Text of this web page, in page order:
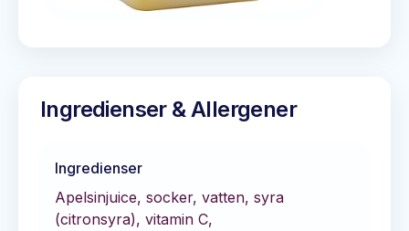
Ingredienser & Allergener
Ingredienser
Apelsinjuice, socker, vatten, syra
(citronsyra), vitamin C,